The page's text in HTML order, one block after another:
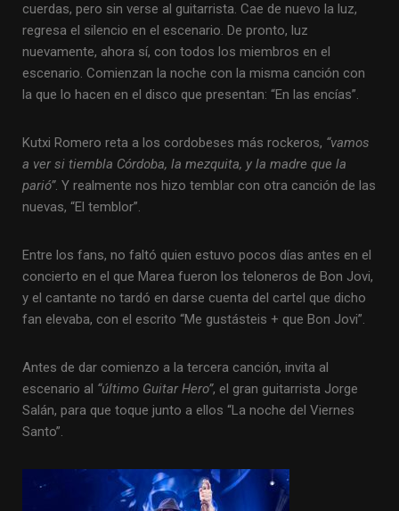
cuerdas, pero sin verse al guitarrista. Cae de nuevo la luz,
regresa el silencio en el escenario. De pronto, luz
nuevamente, ahora sí, con todos los miembros en el
escenario. Comienzan la noche con la misma canción con
la que lo hacen en el disco que presentan: “En las encías”.
Kutxi Romero reta a los cordobeses más rockeros, “vamos
a ver si tiembla Córdoba, la mezquita, y la madre que la
parió”. Y realmente nos hizo temblar con otra canción de las
nuevas, “El temblor”.
Entre los fans, no faltó quien estuvo pocos días antes en el
concierto en el que Marea fueron los teloneros de Bon Jovi,
y el cantante no tardó en darse cuenta del cartel que dicho
fan elevaba, con el escrito “Me gustásteis + que Bon Jovi”.
Antes de dar comienzo a la tercera canción, invita al
escenario al “último Guitar Hero”, el gran guitarrista Jorge
Salán, para que toque junto a ellos “La noche del Viernes
Santo”.